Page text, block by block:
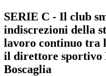
SERIE C - Il club
indiscrezioni della
lavoro continuo tra
il direttore sportivo
Boscaglia